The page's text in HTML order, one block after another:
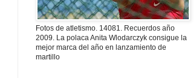
Fotos de atletismo. 14081. Recuerdos año
2009. La polaca Anita Wlodarczyk consigue la
mejor marca del año en lanzamiento de
martillo